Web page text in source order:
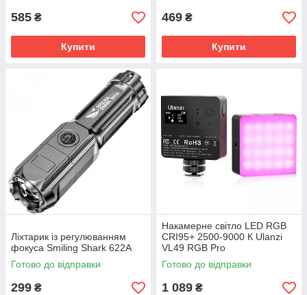
585 ₴
Купити
469 ₴
Купити
Ліхтарик із регулюванням
фокуса Smiling Shark 622A
Готово до відправки
299 ₴
Накамерне світло LED RGB
CRI95+ 2500-9000 К Ulanzi
VL49 RGB Pro
Готово до відправки
1 089 ₴